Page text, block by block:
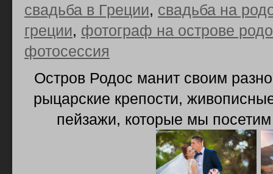
свадьба в Греции, свадьба на
греции, фотограф на острове
фотосессия
Остров Родос манит своим
рыцарские крепости,
пейзажи, которые мы